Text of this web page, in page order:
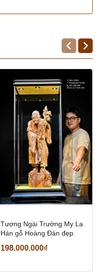
Tượng Ngài Trường My La
Hán gỗ Hoàng Đàn đẹp
198.000.000₫